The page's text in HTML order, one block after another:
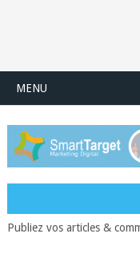
MENU
Publiez vos articles &